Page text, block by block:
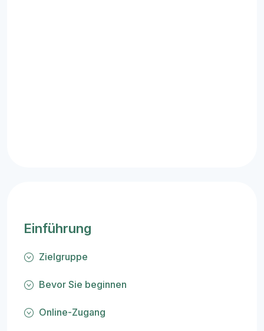
Einführung
Zielgruppe
Bevor Sie beginnen
Online-Zugang